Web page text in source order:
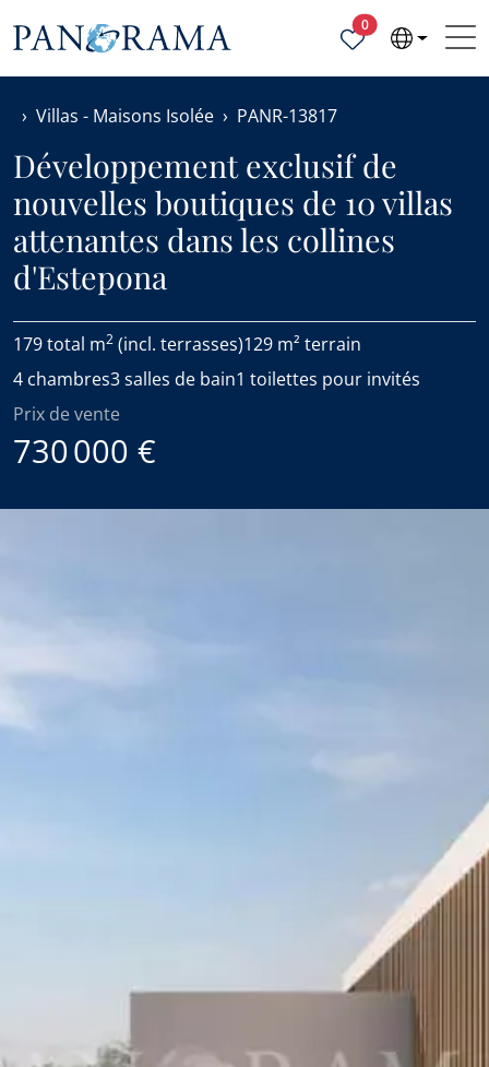
0Propriétés
Villas - Maisons Isolée PANR-13817
Développement exclusif de
nouvelles boutiques de 10 villas
attenantes dans les collines
d'Estepona
179 total m2 (incl. terrasses)129 m² terrain
4 chambres3 salles de bain1 toilettes pour invités
Prix de vente
730 000 €